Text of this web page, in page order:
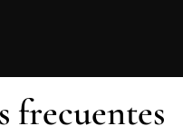
frecuentes